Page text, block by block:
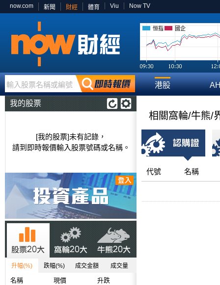
now.com 新聞 財經 體育 Viu Now TV
恒指 國企
輸入股票名稱或編號 港股
我的股票
[我的股票]未有記錄，
請到即時報價輸入股票號碼或名稱。
升幅(%) 跌幅(%) 成交金額 成交量
名稱 現價 升跌
相關窩輪/牛熊/
代號 名稱